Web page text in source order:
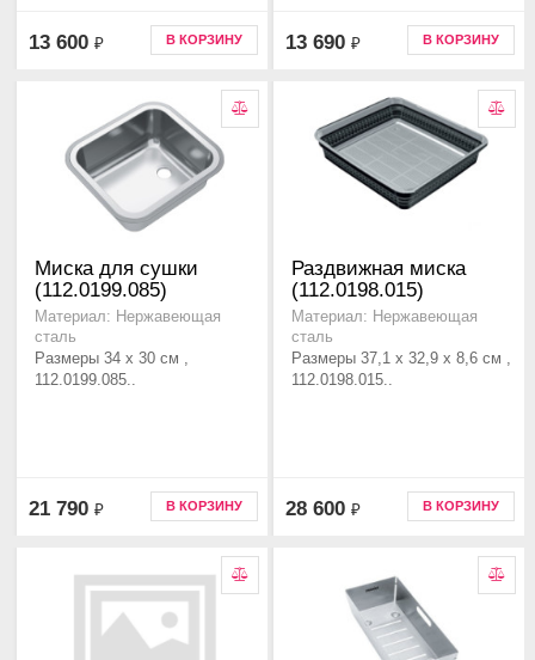
13 600 ₽ В КОРЗИНУ 13 690 ₽ В КОРЗИНУ
Миска для сушки
(112.0199.085)
Материал: Нержавеющая
сталь
Размеры 34 x 30 см ,
112.0199.085..
21 790 ₽ В КОРЗИНУ
Раздвижная миска
(112.0198.015)
Материал: Нержавеющая
сталь
Размеры 37,1 х 32,9 х 8,6 см ,
112.0198.015..
28 600 ₽ В КОРЗИНУ